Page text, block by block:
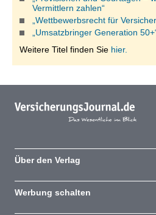
Vermittlern zahlen“
„Wettbewerbsrecht für
„Umsatzbringer Generation
Weitere Titel finden Sie hier.
Über den Verlag
Werbung schalten